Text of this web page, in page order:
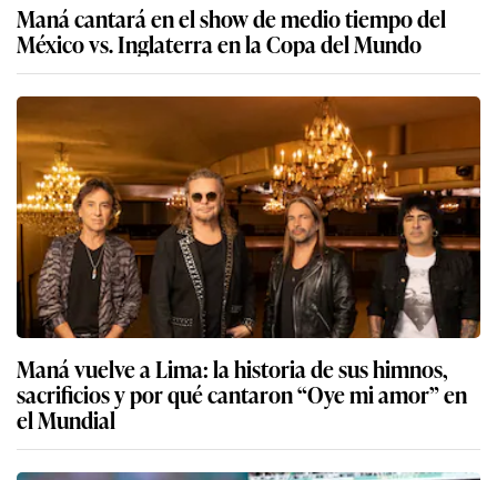
Maná cantará en el show de medio tiempo del
México vs. Inglaterra en la Copa del Mundo
Maná vuelve a Lima: la historia de sus himnos,
sacrificios y por qué cantaron “Oye mi amor” en
el Mundial